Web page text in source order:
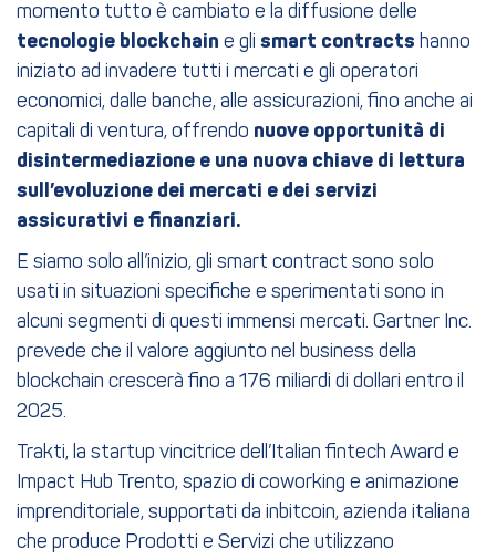
momento tutto è cambiato e la diffusione delle
tecnologie blockchain e gli smart contracts hanno
iniziato ad invadere tutti i mercati e gli operatori
economici, dalle banche, alle assicurazioni, fino anche ai
capitali di ventura, offrendo nuove opportunità di
disintermediazione e una nuova chiave di lettura
sull’evoluzione dei mercati e dei servizi
assicurativi e finanziari.
E siamo solo all’inizio, gli smart contract sono solo
usati in situazioni specifiche e sperimentati sono in
alcuni segmenti di questi immensi mercati. Gartner Inc.
prevede che il valore aggiunto nel business della
blockchain crescerà fino a 176 miliardi di dollari entro il
2025.
Trakti, la startup vincitrice dell’Italian fintech Award e
Impact Hub Trento, spazio di coworking e animazione
imprenditoriale, supportati da inbitcoin, azienda italiana
che produce Prodotti e Servizi che utilizzano